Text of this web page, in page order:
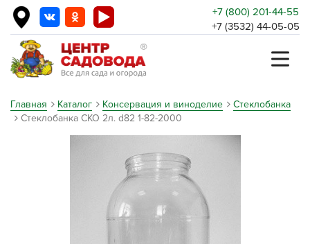
+7 (800) 201-44-55
+7 (3532) 44-05-05
Главная Каталог Консервация и виноделие
Стеклобанка
Стеклобанка СКО 2л. d82 1-82-2000